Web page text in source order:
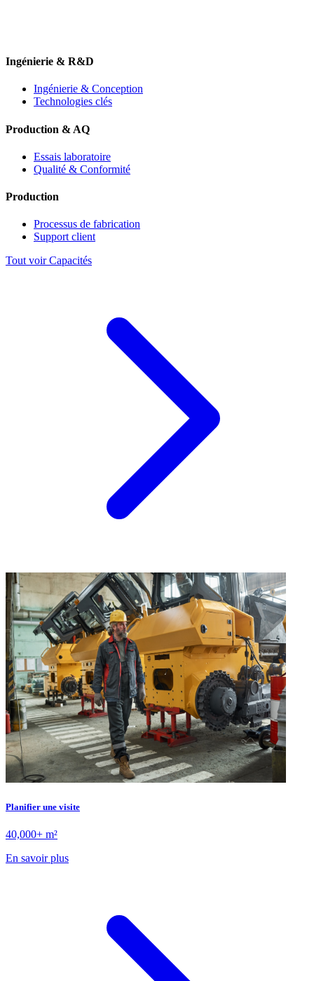
Ingénierie & R&D
Ingénierie & Conception
Technologies clés
Production & AQ
Essais laboratoire
Qualité & Conformité
Production
Processus de fabrication
Support client
Tout voir Capacités
Planifier une visite
40,000+ m²
En savoir plus